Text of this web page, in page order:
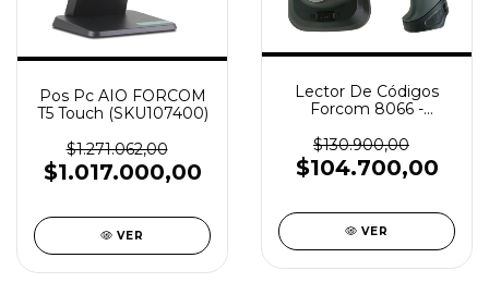
Pos Pc AIO FORCOM
T5 Touch (SKU107400)
$1.271.062,00
$1.017.000,00
VER
Lector De Códigos
Forcom 8066 -
107683)
$130.900,00
$104.700,00
VER